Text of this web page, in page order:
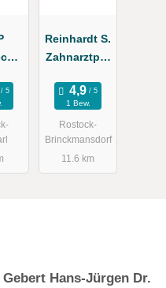
"
Reinhardt S.
Zahnarztpra
1 Bew.
Rostock-
Brinckmansdorf
11.6 km
Hans-Jürgen Dr.